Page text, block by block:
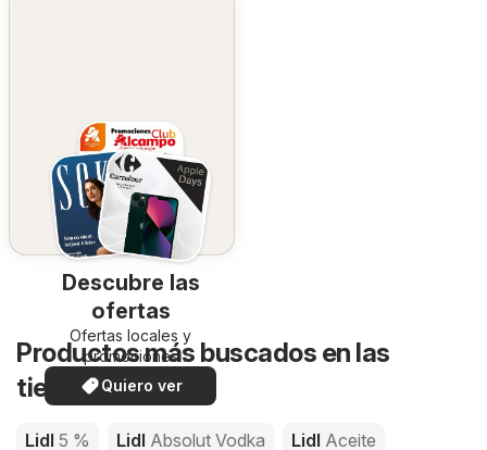
Descubre las
ofertas
Ofertas locales y
promociones
especiales.
Quiero ver
Productos más buscados en las
tiendas de Lidl
Lidl 5 % Lidl Absolut Vodka Lidl Aceite